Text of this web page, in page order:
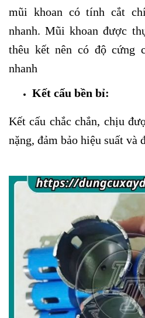
mũi khoan có tính cắt
nhanh. Mũi khoan được
thêu kết nên có độ cứng
nhanh
Kết cấu bền bỉ:
Kết cấu chắc chắn, chịu
nặng, đảm bảo hiệu suất và